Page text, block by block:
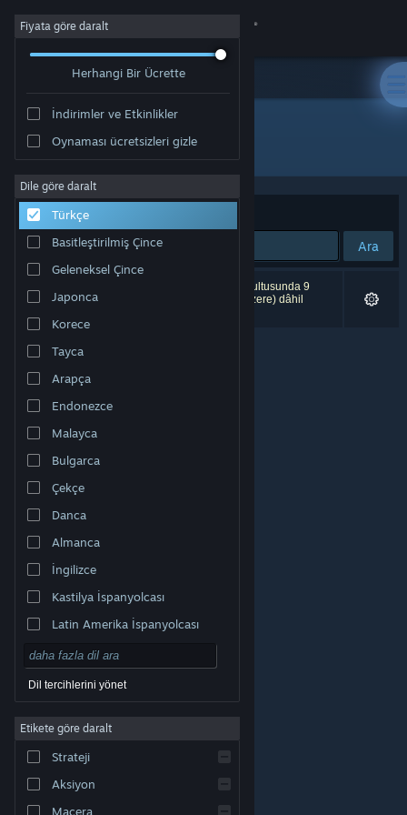
Giriş yap
Hakkında
Destek
Dili değiştir
Steam mobil uygulamasını yükle
Masaüstü internet sitesini görüntüle
markalar, ABD ve diğer ülkelerde ilgili sahiplerinin
Erişilebilirlik |
Çerezler
Fiyata göre daralt
Herhangi Bir Ücrette
İndirimler ve Etkinlikler
Oynaması ücretsizleri gizle
Dile göre daralt
Türkçe
Basitleştirilmiş Çince
Geleneksel Çince
Japonca
Korece
Tayca
Arapça
Endonezce
Malayca
Bulgarca
Çekçe
Danca
Almanca
İngilizce
Kastilya İspanyolcası
Latin Amerika İspanyolcası
Dil tercihlerini yönet
Etikete göre daralt
Strateji
Aksiyon
Macera
"Sonic Racing: CrossWorlds"
Sırala Uygunluk
Ara
0 sonuç aramanızla eşleşiyor. Tercihleriniz doğrultusunda 9
ürün (
Sonic Racing: CrossWorlds
dâhil olmak üzere) dâhil